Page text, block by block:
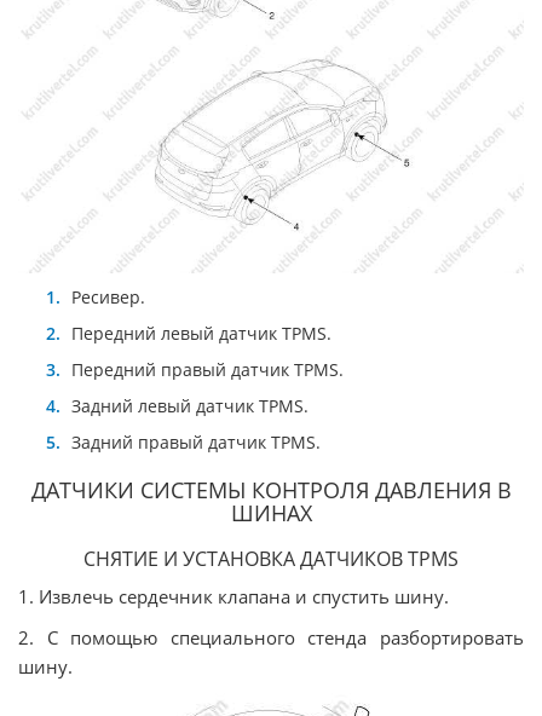
Ресивер.
Передний левый датчик TPMS.
Передний правый датчик TPMS.
Задний левый датчик TPMS.
Задний правый датчик TPMS.
ДАТЧИКИ СИСТЕМЫ КОНТРОЛЯ ДАВЛЕНИЯ В
ШИНАХ
СНЯТИЕ И УСТАНОВКА ДАТЧИКОВ TPMS
1. Извлечь сердечник клапана и спустить шину.
2. С помощью специального стенда разбортировать
шину.